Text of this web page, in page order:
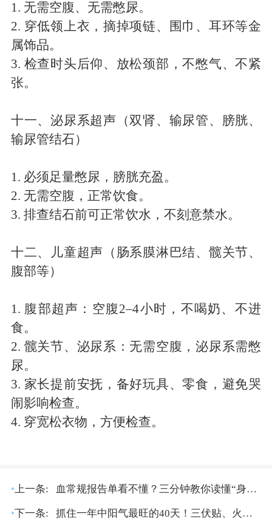
1. 无需空腹、无需憋尿。
2. 穿低领上衣，摘掉项链、围巾、耳环等金
属饰品。
3. 检查时头后仰、放松颈部，不憋气、不紧
张。
十一、泌尿系超声（双肾、输尿管、膀胱、
输尿管结石）
1. 必须足量憋尿，膀胱充盈。
2. 无需空腹，正常饮食。
3. 排查结石前可正常饮水，不刻意禁水。
十二、儿童超声（肠系膜淋巴结、髋关节、
腹部等）
1. 腹部超声：空腹2–4小时，不喝奶、不进
食。
2. 髋关节、泌尿系：无需空腹，泌尿系需憋
尿。
3. 家长提前安抚，备好玩具、零食，避免哭
闹影响检查。
4. 穿宽松衣物，方便检查。
•上一条: 血常规报告单看不懂？三分钟教你读懂“身体密码”
•下一条: 抓住一年中阳气最旺的40天！三伏贴、火龙灸、穴位埋线……中医“冬病夏治”到底怎么选？